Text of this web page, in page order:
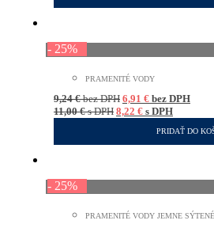
- 25%
PRAMENITÉ VODY
9,24€bez DPH 6,91 € bez DPH
11,00€s DPH 8,22 € s DPH
PRIDAŤ DO
- 25%
PRAMENITÉ VODY JEMNE SÝTENÉ